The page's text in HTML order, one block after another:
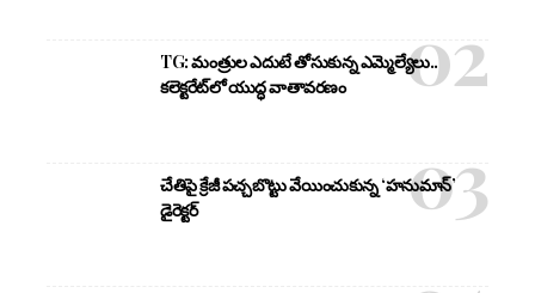
TG: మంత్రుల ఎదుటే తోసుకున్న ఎమ్మెల్యేలు..
కలెక్టరేట్‌లో యుద్ధ వాతావరణం
చేతిపై క్రేజీ పచ్చబొట్టు వేయించుకున్న ‘హనుమాన్’
డైరెక్టర్